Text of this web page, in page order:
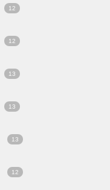
12
12
13
13
13
12